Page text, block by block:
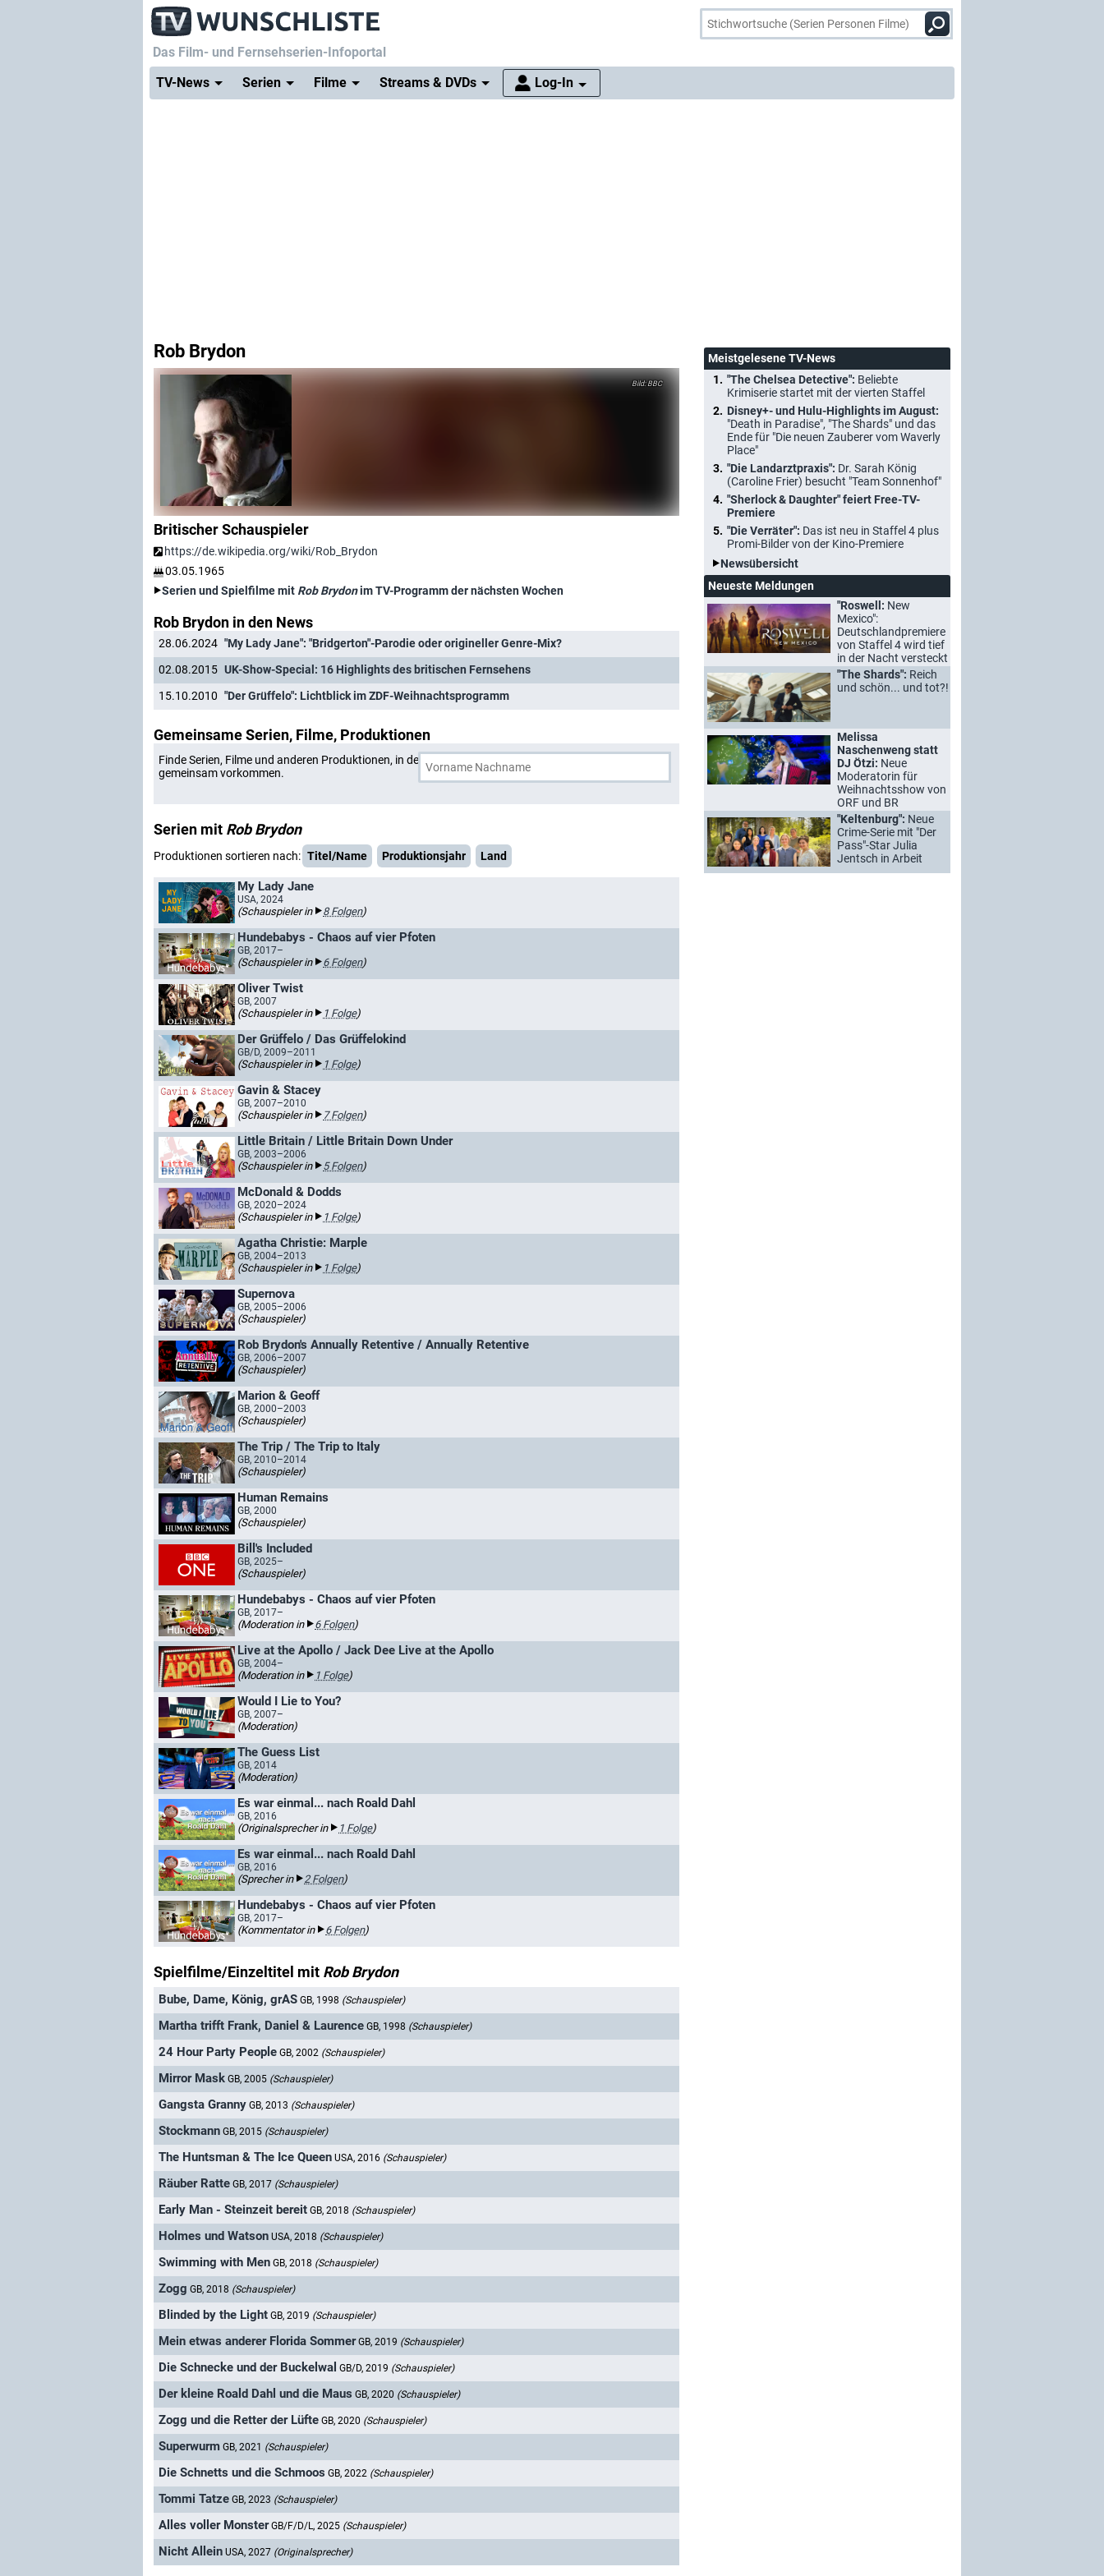
Das Film- und Fernsehserien-Infoportal
TV-News
Serien Filme Streams & DVDs Log-In
Rob Brydon
BBC
Britischer Schauspieler
https://de.wikipedia.org/wiki/Rob_Brydon
03.05.1965
Serien und Spielfilme mit Rob Brydonim TV-Programm der nächsten Wochen
Rob Brydon in den News
28.06.2024 "My Lady Jane": "Bridgerton"-Parodie oder origineller Genre-Mix?
02.08.2015 UK-Show-Special: 16 Highlights des britischen Fernsehens
15.10.2010 "Der Grüffelo": Lichtblick im ZDF-Weihnachtsprogramm
Gemeinsame Serien, Filme, Produktionen
Finde Serien, Filme und anderen Produktionen, in denen Rob Brydon
gemeinsam vorkommen.
Serien mit Rob Brydon
Produktionen sortieren nach: Titel/Name Produktionsjahr Land
My Lady Jane
USA, 2024
(Schauspieler in 8 Folgen)
Hundebabys - Chaos auf vier Pfoten
GB, 2017–
(Schauspieler in 6 Folgen)
Oliver Twist
GB, 2007
(Schauspieler in 1 Folge)
Der Grüffelo / Das Grüffelokind
GB/D, 2009–2011
(Schauspieler in 1 Folge)
Gavin & Stacey
GB, 2007–2010
(Schauspieler in 7 Folgen)
Little Britain / Little Britain Down Under
GB, 2003–2006
(Schauspieler in 5 Folgen)
McDonald & Dodds
GB, 2020–2024
(Schauspieler in 1 Folge)
Agatha Christie: Marple
GB, 2004–2013
(Schauspieler in 1 Folge)
Supernova
GB, 2005–2006
(Schauspieler)
Rob Brydon's Annually Retentive / Annually Retentive
GB, 2006–2007
(Schauspieler)
Marion & Geoff
GB, 2000–2003
(Schauspieler)
The Trip / The Trip to Italy
GB, 2010–2014
(Schauspieler)
Human Remains
GB, 2000
(Schauspieler)
Bill's Included
GB, 2025–
(Schauspieler)
Hundebabys - Chaos auf vier Pfoten
GB, 2017–
(Moderation in 6 Folgen)
Live at the Apollo / Jack Dee Live at the Apollo
GB, 2004–
(Moderation in 1 Folge)
Would I Lie to You?
GB, 2007–
(Moderation)
The Guess List
GB, 2014
(Moderation)
Es war einmal... nach Roald Dahl
GB, 2016
(Originalsprecher in 1 Folge)
Es war einmal... nach Roald Dahl
GB, 2016
(Sprecher in 2 Folgen)
Hundebabys - Chaos auf vier Pfoten
GB, 2017–
(Kommentator in 6 Folgen)
Spielfilme/Einzeltitel mit Rob Brydon
Bube, Dame, König, grAS GB, 1998 (Schauspieler)
Martha trifft Frank, Daniel & Laurence GB, 1998 (Schauspieler)
24 Hour Party People GB, 2002 (Schauspieler)
Mirror Mask GB, 2005 (Schauspieler)
Gangsta Granny GB, 2013 (Schauspieler)
Stockmann GB, 2015 (Schauspieler)
The Huntsman & The Ice Queen USA, 2016 (Schauspieler)
Räuber Ratte GB, 2017 (Schauspieler)
Early Man - Steinzeit bereit GB, 2018 (Schauspieler)
Holmes und Watson USA, 2018 (Schauspieler)
Swimming with Men GB, 2018 (Schauspieler)
Zogg GB, 2018 (Schauspieler)
Blinded by the Light GB, 2019 (Schauspieler)
Mein etwas anderer Florida Sommer GB, 2019 (Schauspieler)
Die Schnecke und der Buckelwal GB/D, 2019 (Schauspieler)
Der kleine Roald Dahl und die Maus GB, 2020 (Schauspieler)
Zogg und die Retter der Lüfte GB, 2020 (Schauspieler)
Superwurm GB, 2021 (Schauspieler)
Die Schnetts und die Schmoos GB, 2022 (Schauspieler)
Tommi Tatze GB, 2023 (Schauspieler)
Alles voller Monster GB/F/D/L, 2025 (Schauspieler)
Nicht Allein USA, 2027 (Originalsprecher)
Meistgelesene TV-News
"The Chelsea Detective": Beliebte
Krimiserie startet mit der vierten Staffel
Disney+- und Hulu-Highlights im August:
"Death in Paradise", "The Shards" und das
Ende für "Die neuen Zauberer vom Waverly
Place"
"Die Landarztpraxis": Dr. Sarah König
(Caroline Frier) besucht "Team Sonnenhof"
"Sherlock & Daughter" feiert Free-TV-
Premiere
"Die Verräter": Das ist neu in Staffel 4 plus
Promi-Bilder von der Kino-Premiere
Newsübersicht
Neueste Meldungen
"Roswell: New
Mexico":
Deutschlandpremiere
von Staffel 4 wird tief
in der Nacht versteckt
"The Shards": Reich
und schön... und tot?!
Melissa
Naschenweng statt
DJ Ötzi: Neue
Moderatorin für
Weihnachtsshow von
ORF und BR
"Keltenburg": Neue
Crime-Serie mit "Der
Pass"-Star Julia
Jentsch in Arbeit